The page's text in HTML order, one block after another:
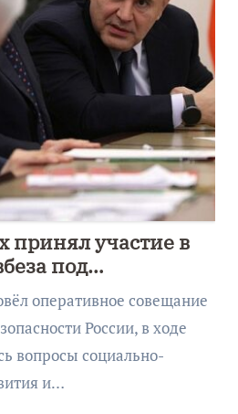
принял участие в
под
оперативное совещание
России, в ходе
вопросы социально-
и…